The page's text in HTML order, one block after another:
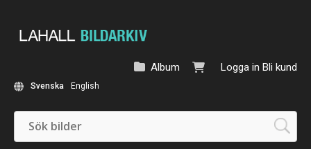
Logga in Bli kund
Album
Svenska English